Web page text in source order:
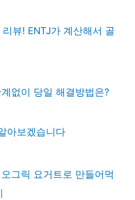
뷰! ENTJ가 계산해서 골
없이 당일 해결방법은?
아보겠습니다
그릭 요거트로 만들어먹